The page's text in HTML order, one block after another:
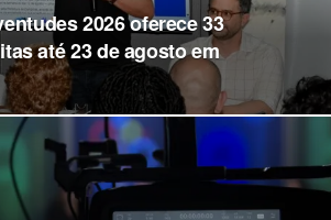
2026 oferece 33
até 23 de agosto em